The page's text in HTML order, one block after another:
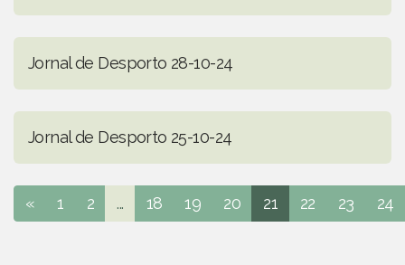
Jornal de Desporto 28-10-24
Jornal de Desporto 25-10-24
« 1 2 ... 18 19 20 21 22 23 24